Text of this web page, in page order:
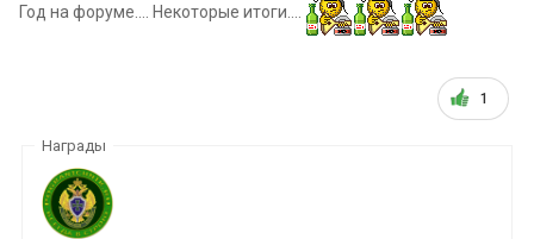
Год на форуме.... Некоторые итоги....
1
Награды